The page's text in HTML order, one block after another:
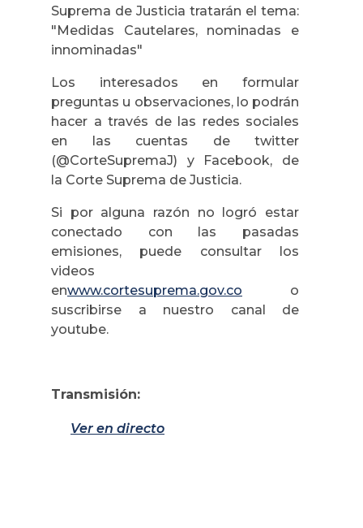
Suprema de Justicia tratarán el tema:
"Medidas Cautelares, nominadas e
innominadas"
Los interesados en formular
preguntas u observaciones, lo podrán
hacer a través de las redes sociales
en las cuentas de twitter
(@CorteSupremaJ) y Facebook, de
la Corte Suprema de Justicia.
Si por alguna razón no logró estar
conectado con las pasadas
emisiones, puede consultar los
videos
enwww.cortesuprema.gov.co o
suscribirse a nuestro canal de
youtube.
Transmisión:
Ver en directo